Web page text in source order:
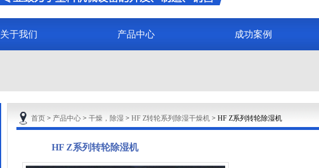
关于我们 产品中心 成功案例
首页 > 产品中心 > 干燥，除湿 > HF Z转轮系列除湿干燥机 > HF Z系列转轮除湿机
HF Z系列转轮除湿机